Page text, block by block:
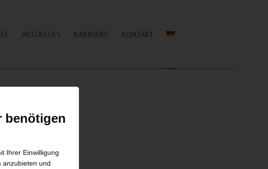
AKTUELLES KARRIERE KONTAKT
benötigen
Ihrer Einwilligung
anzubieten und